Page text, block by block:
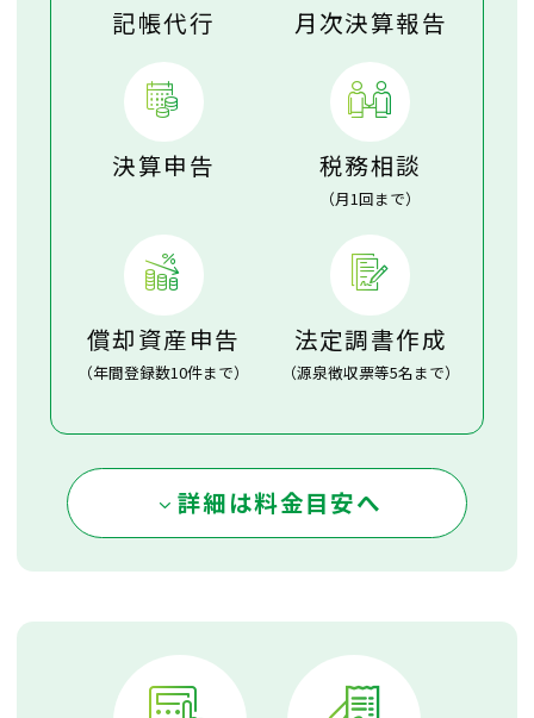
記帳代行 月次決算報告
決算申告 税務相談
（月1回まで）
償却資産申告
（年間登録数10件まで）
法定調書作成
（源泉徴収票等5名まで）
詳細は料金目安へ